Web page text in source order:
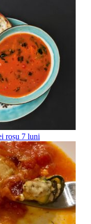
roșu 7 luni